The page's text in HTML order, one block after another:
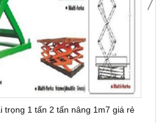
trọng 1 tấn 2 tấn nâng 1m7 giá rẻ